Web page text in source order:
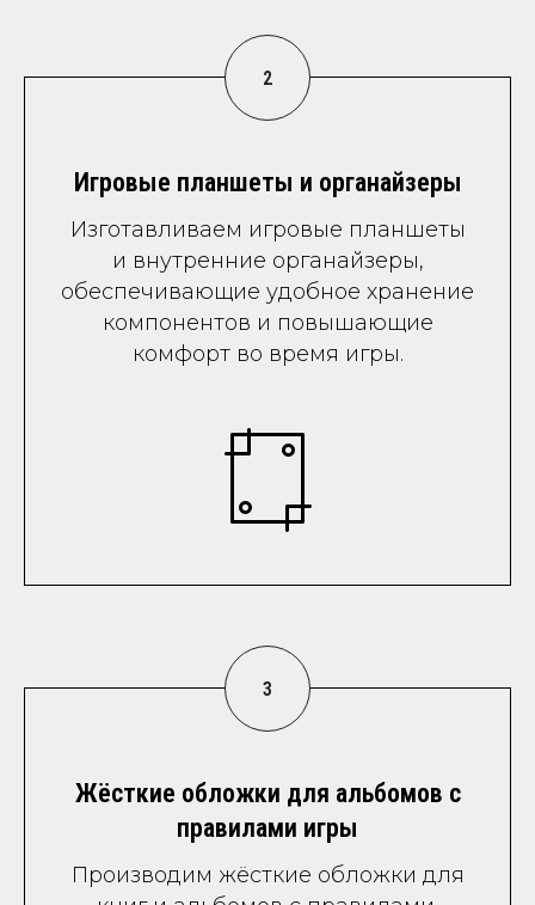
Игровые планшеты и органайзеры
Изготавливаем игровые планшеты
и внутренние органайзеры,
обеспечивающие удобное хранение
компонентов и повышающие
комфорт во время игры.
Жёсткие обложки для альбомов с
правилами игры
Производим жёсткие обложки для